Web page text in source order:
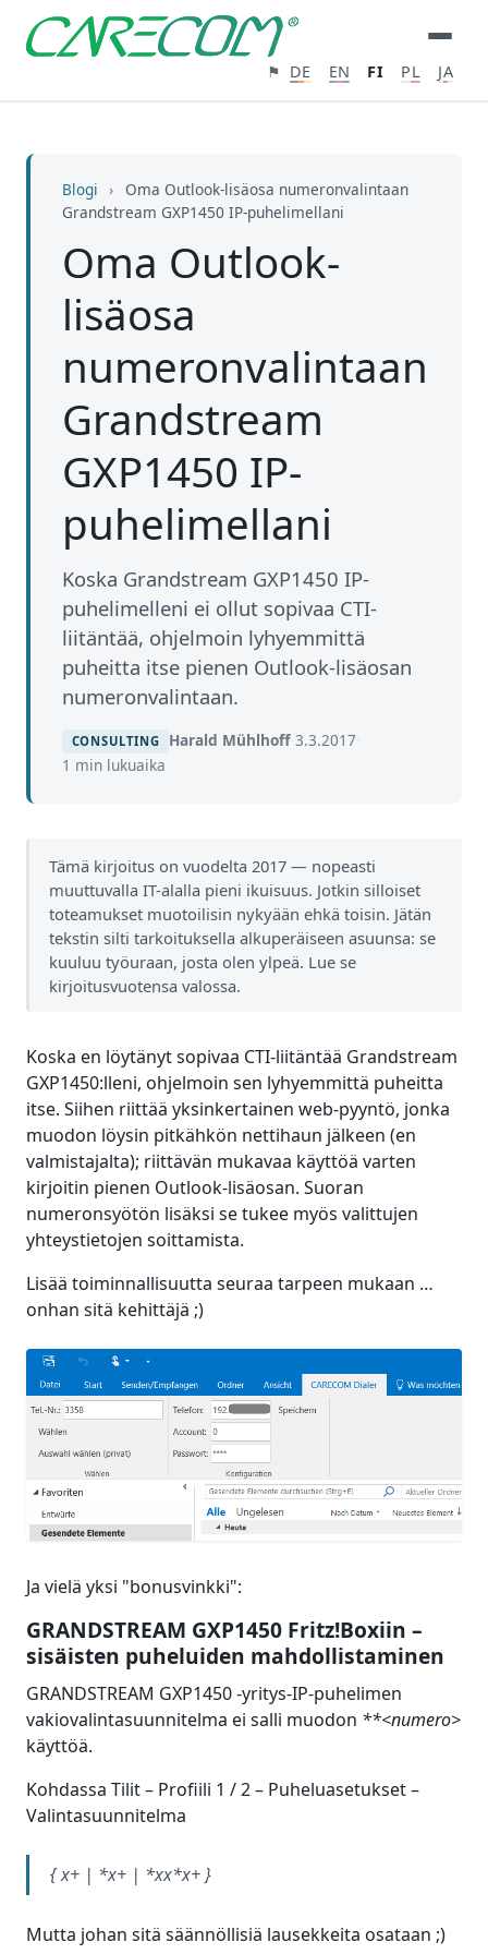
⚑ DE EN FI PL JA
Blogi ›
Oma Outlook-lisäosa numeronvalintaan
Grandstream GXP1450 IP-puhelimellani
Oma Outlook-
lisäosa
numeronvalintaan
Grandstream
GXP1450 IP-
puhelimellani
Koska Grandstream GXP1450 IP-
puhelimelleni ei ollut sopivaa CTI-
liitäntää, ohjelmoin lyhyemmittä
puheitta itse pienen Outlook-lisäosan
numeronvalintaan.
CONSULTING Harald Mühlhoff ·3.3.2017
1 min lukuaika
Tämä kirjoitus on vuodelta 2017 — nopeasti
muuttuvalla IT-alalla pieni ikuisuus. Jotkin silloiset
toteamukset muotoilisin nykyään ehkä toisin. Jätän
tekstin silti tarkoituksella alkuperäiseen asuunsa: se
kuuluu työuraan, josta olen ylpeä. Lue se
kirjoitusvuotensa valossa.
Koska en löytänyt sopivaa CTI-liitäntää Grandstream
GXP1450:lleni, ohjelmoin sen lyhyemmittä puheitta
itse. Siihen riittää yksinkertainen web-pyyntö, jonka
muodon löysin pitkähkön nettihaun jälkeen (en
valmistajalta); riittävän mukavaa käyttöä varten
kirjoitin pienen Outlook-lisäosan. Suoran
numeronsyötön lisäksi se tukee myös valittujen
yhteystietojen soittamista.
Lisää toiminnallisuutta seuraa tarpeen mukaan …
onhan sitä kehittäjä ;)
Ja vielä yksi "bonusvinkki":
GRANDSTREAM GXP1450 Fritz!Boxiin –
sisäisten puheluiden mahdollistaminen
GRANDSTREAM GXP1450 -yritys-IP-puhelimen
vakiovalintasuunnitelma ei salli muodon **<numero>
käyttöä.
Kohdassa Tilit – Profiili 1 / 2 – Puheluasetukset –
Valintasuunnitelma
{ x+ | *x+ | *xx*x+ }
Mutta johan sitä säännöllisiä lausekkeita osataan ;)